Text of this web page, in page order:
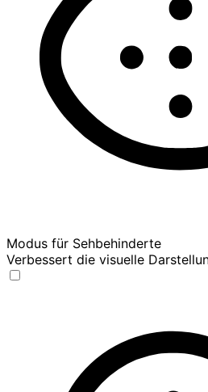
Modus für Sehbehinderte
Verbessert die visuelle